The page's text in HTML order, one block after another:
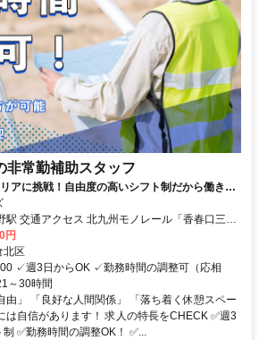
非常勤補助スタッフ
アに挑戦！自由度の高いシフト制だから働きや
口三萩
円
北区
✓週3日からOK ✓勤務時間の調整可（応相
～30時間
由」 「良好な人間関係」 「落ち着く休憩スペー
自信があります！ 求人の特長をCHECK ✅週3
✅勤務時間の調整OK！ ✅...